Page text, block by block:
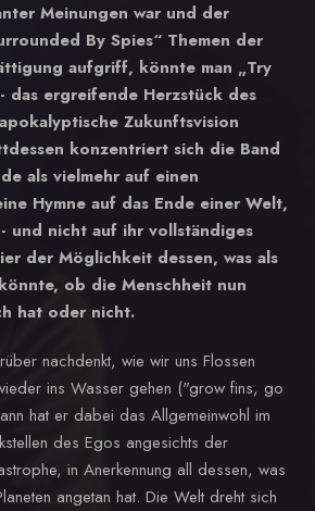
Meinungen war und der
By Spies“ Themen der
aufgriff, könnte man „Try
das ergreifende Herzstück des
Zukunftsvision
konzentriert sich die Band
als vielmehr auf einen
Hymne auf das Ende einer Welt,
und nicht auf ihr vollständiges
der Möglichkeit dessen, was als
ob die Menschheit nun
hat oder nicht.
nachdenkt, wie wir uns Flossen
ins Wasser gehen ("grow fins, go
hat er dabei das Allgemeinwohl im
des Egos angesichts der
in Anerkennung all dessen, was
angetan hat. Die Welt dreht sich